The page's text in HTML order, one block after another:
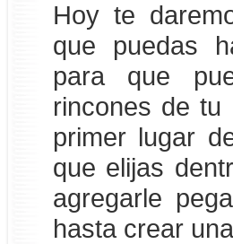
Hoy te
que puedas
para que
rincones de tu
primer lugar
que elijas
agregarle
hasta crear